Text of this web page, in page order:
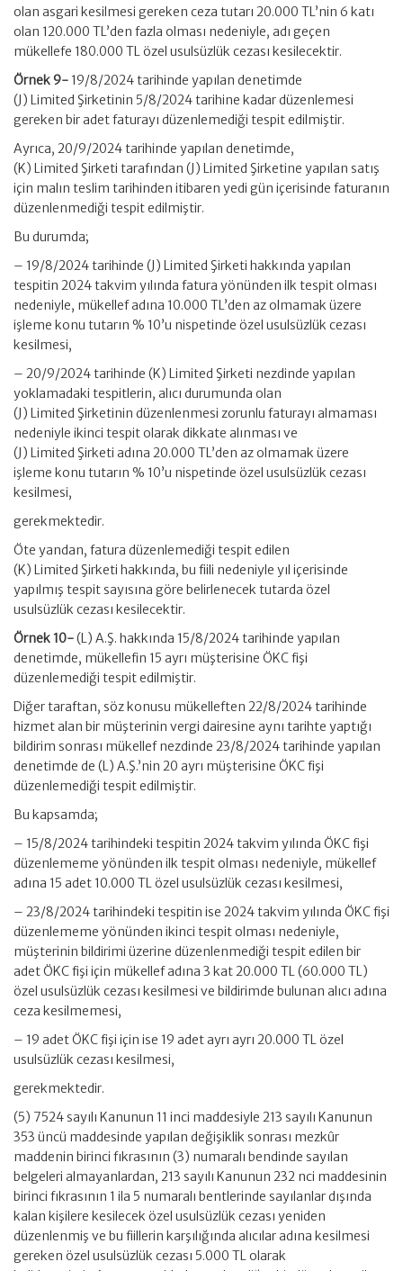
olan asgari kesilmesi gereken ceza tutarı 20.000 TL’nin 6 katı
olan 120.000 TL’den fazla olması nedeniyle, adı geçen
mükellefe 180.000 TL özel usulsüzlük cezası kesilecektir.
Örnek 9- 19/8/2024 tarihinde yapılan denetimde
(J) Limited Şirketinin 5/8/2024 tarihine kadar düzenlemesi
gereken bir adet faturayı düzenlemediği tespit edilmiştir.
Ayrıca, 20/9/2024 tarihinde yapılan denetimde,
(K) Limited Şirketi tarafından (J) Limited Şirketine yapılan satış
için malın teslim tarihinden itibaren yedi gün içerisinde faturanın
düzenlenmediği tespit edilmiştir.
Bu durumda;
– 19/8/2024 tarihinde (J) Limited Şirketi hakkında yapılan
tespitin 2024 takvim yılında fatura yönünden ilk tespit olması
nedeniyle, mükellef adına 10.000 TL’den az olmamak üzere
işleme konu tutarın % 10’u nispetinde özel usulsüzlük cezası
kesilmesi,
– 20/9/2024 tarihinde (K) Limited Şirketi nezdinde yapılan
yoklamadaki tespitlerin, alıcı durumunda olan
(J) Limited Şirketinin düzenlenmesi zorunlu faturayı almaması
nedeniyle ikinci tespit olarak dikkate alınması ve
(J) Limited Şirketi adına 20.000 TL’den az olmamak üzere
işleme konu tutarın % 10’u nispetinde özel usulsüzlük cezası
kesilmesi,
gerekmektedir.
Öte yandan, fatura düzenlemediği tespit edilen
(K) Limited Şirketi hakkında, bu fiili nedeniyle yıl içerisinde
yapılmış tespit sayısına göre belirlenecek tutarda özel
usulsüzlük cezası kesilecektir.
Örnek 10-(L) A.Ş. hakkında 15/8/2024 tarihinde yapılan
denetimde, mükellefin 15 ayrı müşterisine ÖKC fişi
düzenlemediği tespit edilmiştir.
Diğer taraftan, söz konusu mükelleften 22/8/2024 tarihinde
hizmet alan bir müşterinin vergi dairesine aynı tarihte yaptığı
bildirim sonrası mükellef nezdinde 23/8/2024 tarihinde yapılan
denetimde de (L) A.Ş.’nin 20 ayrı müşterisine ÖKC fişi
düzenlemediği tespit edilmiştir.
Bu kapsamda;
– 15/8/2024 tarihindeki tespitin 2024 takvim yılında ÖKC fişi
düzenlememe yönünden ilk tespit olması nedeniyle, mükellef
adına 15 adet 10.000 TL özel usulsüzlük cezası kesilmesi,
– 23/8/2024 tarihindeki tespitin ise 2024 takvim yılında ÖKC fişi
düzenlememe yönünden ikinci tespit olması nedeniyle,
müşterinin bildirimi üzerine düzenlenmediği tespit edilen bir
adet ÖKC fişi için mükellef adına 3 kat 20.000 TL (60.000 TL)
özel usulsüzlük cezası kesilmesi ve bildirimde bulunan alıcı adına
ceza kesilmemesi,
– 19 adet ÖKC fişi için ise 19 adet ayrı ayrı 20.000 TL özel
usulsüzlük cezası kesilmesi,
gerekmektedir.
(5) 7524 sayılı Kanunun 11 inci maddesiyle 213 sayılı Kanunun
353 üncü maddesinde yapılan değişiklik sonrası mezkûr
maddenin birinci fıkrasının (3) numaralı bendinde sayılan
belgeleri almayanlardan, 213 sayılı Kanunun 232 nci maddesinin
birinci fıkrasının 1 ila 5 numaralı bentlerinde sayılanlar dışında
kalan kişilere kesilecek özel usulsüzlük cezası yeniden
düzenlenmiş ve bu fiillerin karşılığında alıcılar adına kesilmesi
gereken özel usulsüzlük cezası 5.000 TL olarak